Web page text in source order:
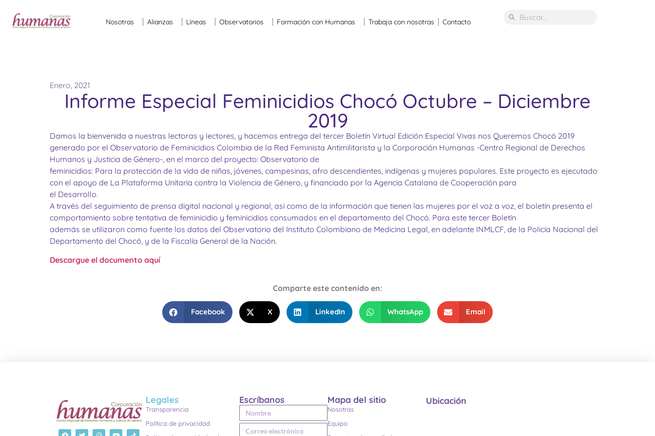
Nosotras Alianzas Líneas Observatorios Formación con Humanas Trabaja con nosotras Contacto
Enero, 2021
Informe Especial Feminicidios Chocó Octubre – Diciembre
2019
Damos la bienvenida a nuestras lectoras y lectores, y hacemos entrega del tercer Boletín Virtual Edición Especial Vivas nos Queremos Chocó 2019
generado por el Observatorio de Feminicidios Colombia de la Red Feminista Antimilitarista y la Corporación Humanas -Centro Regional de Derechos
Humanos y Justicia de Género-, en el marco del proyecto: Observatorio de
feminicidios: Para la protección de la vida de niñas, jóvenes, campesinas, afro descendientes, indígenas y mujeres populares. Este proyecto es ejecutado
con el apoyo de La Plataforma Unitaria contra la Violencia de Género, y financiado por la Agencia Catalana de Cooperación para
el Desarrollo.
A través del seguimiento de prensa digital nacional y regional, así como de la información que tienen las mujeres por el voz a voz, el boletín presenta el
comportamiento sobre tentativa de feminicidio y feminicidios consumados en el departamento del Chocó. Para este tercer Boletín
además se utilizaron como fuente los datos del Observatorio del Instituto Colombiano de Medicina Legal, en adelante INMLCF, de la Policía Nacional del
Departamento del Chocó, y de la Fiscalía General de la Nación.
Descargue el documento aquí
Comparte este contenido en:
Facebook X LinkedIn WhatsApp Email
Legales
Transparencia
Política de privacidad
Escríbanos Mapa del sitio
Nosotras
Equipo
Ubicación